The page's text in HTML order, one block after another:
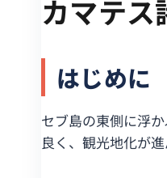
カマテ
はじめに
セブ島の東側に浮
良く、観光地化が